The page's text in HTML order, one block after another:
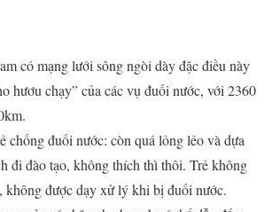
có mạng lưới sông ngòi dày đặc điều này
hươu chạy” của các vụ đuối nước, với 2360
chống đuối nước: còn quá lỏng lẻo và dựa
đi đào tạo, không thích thì thôi. Trẻ không
không được dạy xử lý khi bị đuối nước.